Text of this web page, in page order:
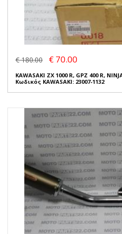
€ 180.00 € 70.00
KAWASAKI ZX 1000 R, GPZ 400 R,
Κωδικός KAWASAKI: 23007-1132